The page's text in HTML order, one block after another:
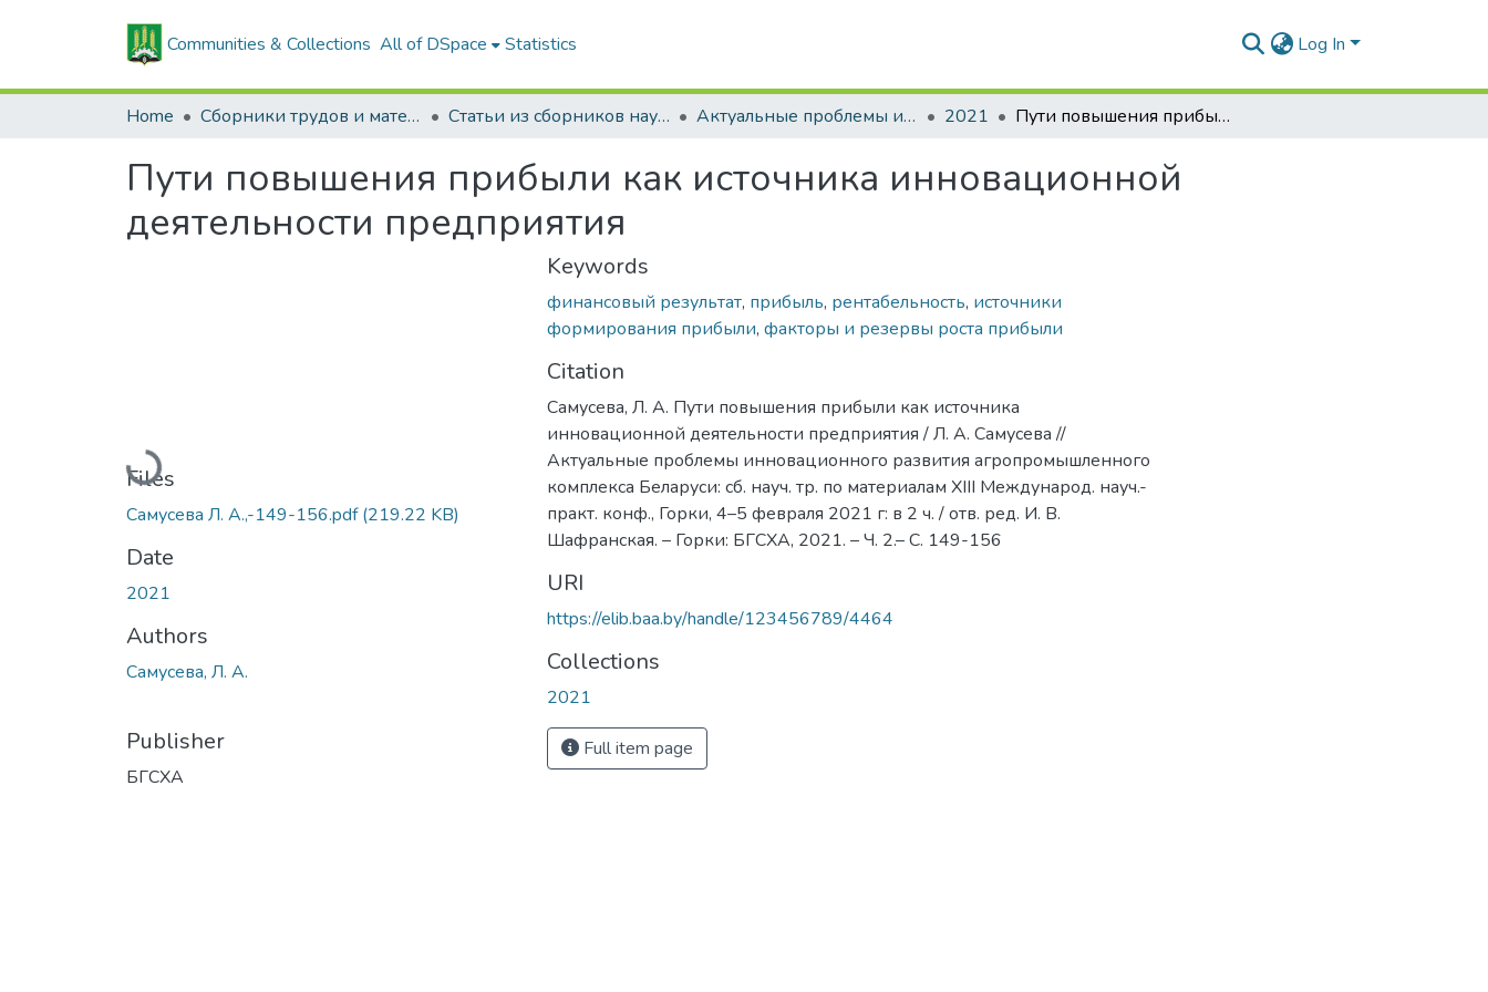
Communities & Collections All of DSpace Statistics Log In
Home Сборники трудов и материалов конференций Статьи из сборников научных трудов Актуальные проблемы инновационного развития агропромышленного комплекса Беларуси 2021 Пути повышения прибыли как источника инновационной деятельности предприятия
Пути повышения прибыли как источника инновационной
деятельности предприятия
Loading...
Files
Самусева Л. А.,-149-156.pdf(219.22 KB)
Date
2021
Authors
Самусева, Л. А.
Publisher
БГСХА
Keywords
финансовый результат, прибыль, рентабельность, источники
формирования прибыли, факторы и резервы роста прибыли
Citation
Самусева, Л. А. Пути повышения прибыли как источника
инновационной деятельности предприятия / Л. А. Самусева //
Актуальные проблемы инновационного развития агропромышленного
комплекса Беларуси: сб. науч. тр. по материалам ХIII Международ. науч.-
практ. конф., Горки, 4–5 февраля 2021 г: в 2 ч. / отв. ред. И. В.
Шафранская. – Горки: БГСХА, 2021. – Ч. 2.– С. 149-156
URI
https://elib.baa.by/handle/123456789/4464
Collections
2021
Full item page